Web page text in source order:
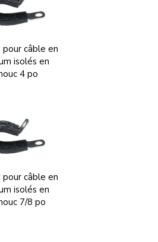
pour câble en
isolés en
4 po
pour câble en
isolés en
7/8 po